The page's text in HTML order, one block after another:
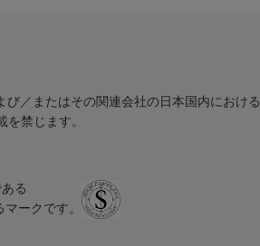
／またはその関連会社の日本国内におけ
禁じます。
る
ークです。